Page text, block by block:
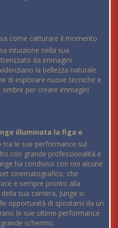
come catturare il momento
intuizione nella sua
da immagini
la bellezza naturale
di esplorare nuove tecniche e
per creare immagini
illuminata la figa e
tra le sue performance sul
con grande professionalità e
ha condiviso con noi alcune
cinematografico, che
e sempre pronto alla
sua carriera, Junge si
opportunità di spostarsi da un
le sue ultime performance
schermo.